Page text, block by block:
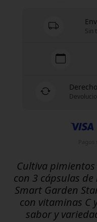
Sin
Cultiva
con 3 cápsulas
Smart Garden
con vitaminas C
sabor y